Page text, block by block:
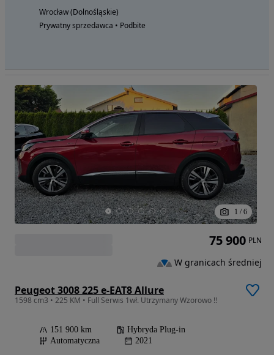
Wrocław (Dolnośląskie)
Prywatny sprzedawca • Podbite
1 / 6
Peugeot 3008 225 e-EAT8 Allure
1598 cm3 • 225 KM • Full Serwis 1wł. Utrzymany Wzorowo !!
151 900 km
Hybryda Plug-in
Automatyczna
2021
75 900 PLN
W granicach średniej